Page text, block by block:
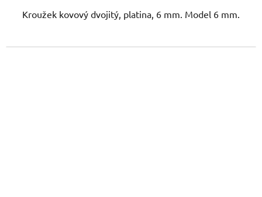
Kroužek kovový dvojitý, platina, 6 mm. Model 6 mm.